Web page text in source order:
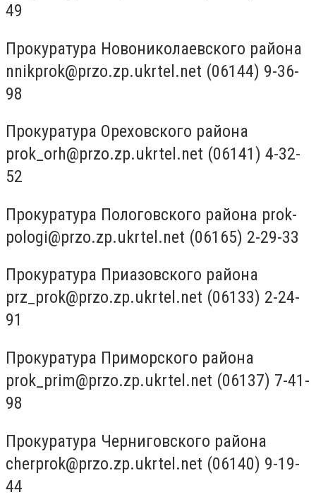
49
Прокуратура Новониколаевского района
nnikprok@przo.zp.ukrtel.net (06144) 9-36-
98
Прокуратура Ореховского района
prok_orh@przo.zp.ukrtel.net (06141) 4-32-
52
Прокуратура Пологовского района prok-
pologi@przo.zp.ukrtel.net (06165) 2-29-33
Прокуратура Приазовского района
prz_prok@przo.zp.ukrtel.net (06133) 2-24-
91
Прокуратура Приморского района
prok_prim@przo.zp.ukrtel.net (06137) 7-41-
98
Прокуратура Черниговского района
cherprok@przo.zp.ukrtel.net (06140) 9-19-
44